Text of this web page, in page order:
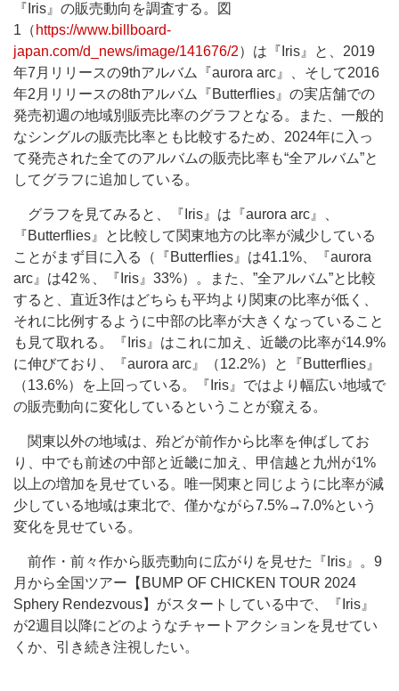
『Iris』の販売動向を調査する。図
1（ https://www.billboard-
japan.com/d_news/image/141676/2）は『Iris』と、2019
年7月リリースの9thアルバム『aurora arc』、そして2016
年2月リリースの8thアルバム『Butterflies』の実店舗での
発売初週の地域別販売比率のグラフとなる。また、一般的
なシングルの販売比率とも比較するため、2024年に入っ
て発売された全てのアルバムの販売比率も“全アルバム”と
してグラフに追加している。
グラフを見てみると、『Iris』は『aurora arc』、
『Butterflies』と比較して関東地方の比率が減少している
ことがまず目に入る（『Butterflies』は41.1%、『aurora
arc』は42％、『Iris』33%）。また、”全アルバム”と比較
すると、直近3作はどちらも平均より関東の比率が低く、
それに比例するように中部の比率が大きくなっていること
も見て取れる。『Iris』はこれに加え、近畿の比率が14.9%
に伸びており、『aurora arc』（12.2%）と『Butterflies』
（13.6%）を上回っている。『Iris』ではより幅広い地域で
の販売動向に変化しているということが窺える。
関東以外の地域は、殆どが前作から比率を伸ばしてお
り、中でも前述の中部と近畿に加え、甲信越と九州が1%
以上の増加を見せている。唯一関東と同じように比率が減
少している地域は東北で、僅かながら7.5%→7.0%という
変化を見せている。
前作・前々作から販売動向に広がりを見せた『Iris』。9
月から全国ツアー【BUMP OF CHICKEN TOUR 2024
Sphery Rendezvous】がスタートしている中で、『Iris』
が2週目以降にどのようなチャートアクションを見せてい
くか、引き続き注視したい。